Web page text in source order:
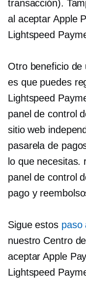
transacción).
al aceptar Apple
Lightspeed
Otro beneficio de
es que puedes
Lightspeed
panel de control
sitio web
pasarela de
lo que necesitas.
panel de control
pago y
Sigue estos paso
nuestro Centro
aceptar Apple
Lightspeed